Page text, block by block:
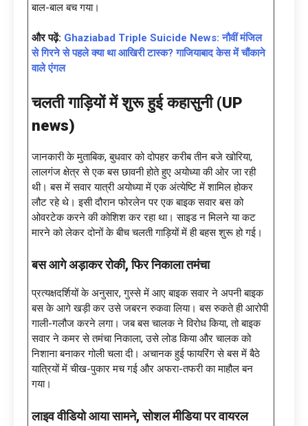
बाल-बाल बच गया।
और पढ़ें: Ghaziabad Triple Suicide News: नौवीं मंजिल
से गिरने से पहले क्या था आखिरी टास्क? गाजियाबाद केस में चौंकाने
वाले एंगल
चलती गाड़ियों में शुरू हुई कहासुनी (UP
news)
जानकारी के मुताबिक, बुधवार को दोपहर करीब तीन बजे खोरिया,
लालगंज क्षेत्र से एक बस छावनी होते हुए अयोध्या की ओर जा रही
थी। बस में सवार यात्री अयोध्या में एक अंत्येष्टि में शामिल होकर
लौट रहे थे। इसी दौरान फोरलेन पर एक बाइक सवार बस को
ओवरटेक करने की कोशिश कर रहा था। साइड न मिलने या कट
मारने को लेकर दोनों के बीच चलती गाड़ियों में ही बहस शुरू हो गई।
बस आगे अड़ाकर रोकी, फिर निकाला तमंचा
प्रत्यक्षदर्शियों के अनुसार, गुस्से में आए बाइक सवार ने अपनी बाइक
बस के आगे खड़ी कर उसे जबरन रुकवा लिया। बस रुकते ही आरोपी
गाली-गलौज करने लगा। जब बस चालक ने विरोध किया, तो बाइक
सवार ने कमर से तमंचा निकाला, उसे लोड किया और चालक को
निशाना बनाकर गोली चला दी। अचानक हुई फायरिंग से बस में बैठे
यात्रियों में चीख-पुकार मच गई और अफरा-तफरी का माहौल बन
गया।
लाइव वीडियो आया सामने, सोशल मीडिया पर वायरल